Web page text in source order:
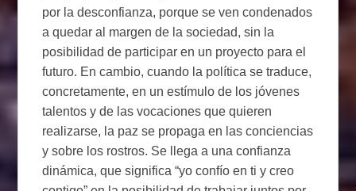
por la desconfianza, porque se ven condenados
a quedar al margen de la sociedad, sin la
posibilidad de participar en un proyecto para el
futuro. En cambio, cuando la política se traduce,
concretamente, en un estímulo de los jóvenes
talentos y de las vocaciones que quieren
realizarse, la paz se propaga en las conciencias
y sobre los rostros. Se llega a una confianza
dinámica, que significa “yo confío en ti y creo